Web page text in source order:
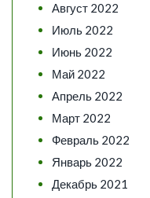
Август 2022
Июль 2022
Июнь 2022
Май 2022
Апрель 2022
Март 2022
Февраль 2022
Январь 2022
Декабрь 2021